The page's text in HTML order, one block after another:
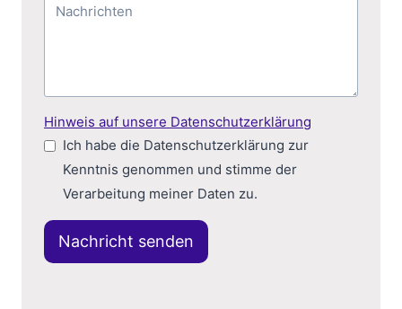
Hinweis auf unsere Datenschutzerklärung
Ich habe die Datenschutzerklärung zur
Kenntnis genommen und stimme der
Verarbeitung meiner Daten zu.
Nachricht senden